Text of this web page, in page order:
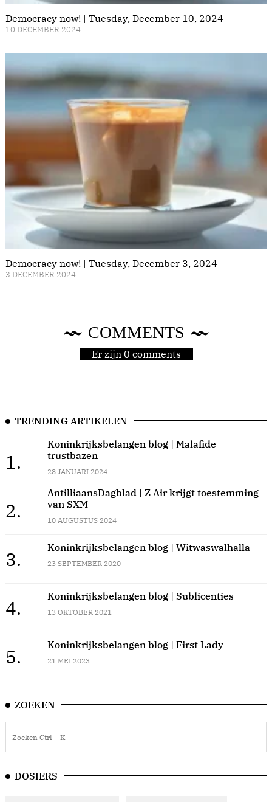
Democracy now! | Tuesday, December 10, 2024
10 DECEMBER 2024
Democracy now! | Tuesday, December 3, 2024
3 DECEMBER 2024
COMMENTS
Er zijn 0 comments
TRENDING ARTIKELEN
1.
Koninkrijksbelangen blog | Malafide
trustbazen
28 JANUARI 2024
2.
AntilliaansDagblad | Z Air krijgt toestemming
van SXM
10 AUGUSTUS 2024
3.
Koninkrijksbelangen blog | Witwaswalhalla
23 SEPTEMBER 2020
4.
Koninkrijksbelangen blog | Sublicenties
13 OKTOBER 2021
5.
Koninkrijksbelangen blog | First Lady
21 MEI 2023
ZOEKEN
DOSIERS